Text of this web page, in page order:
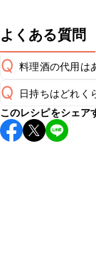
よくある質問
Q 料理酒の代用は
A
Q 日持ちはどれく
保存期間は冷蔵
し上がりくださ
このレシピをシェア